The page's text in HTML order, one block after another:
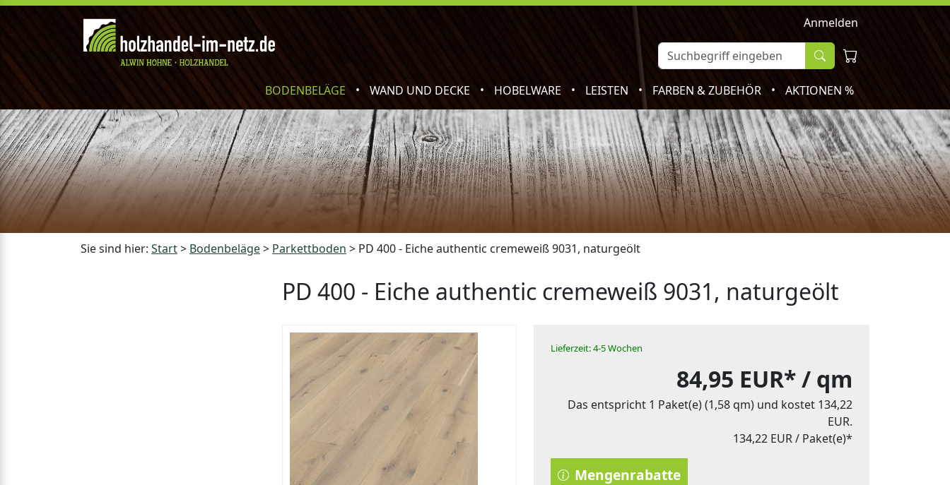
Anmelden
BODENBELÄGE • WAND UND DECKE • HOBELWARE • LEISTEN • FARBEN & ZUBEHÖR • AKTIONEN %
Sie sind hier: Start> Bodenbeläge> Parkettboden > PD 400 - Eiche authentic cremeweiß 9031, naturgeölt
PD 400 - Eiche authentic cremeweiß 9031, naturgeölt
Lieferzeit: 4-5 Wochen
84,95 EUR*/ qm
Das entspricht 1 Paket(e) (1,58 qm) und kostet 134,22
EUR.
134,22 EUR/ Paket(e)*
Mengenrabatte